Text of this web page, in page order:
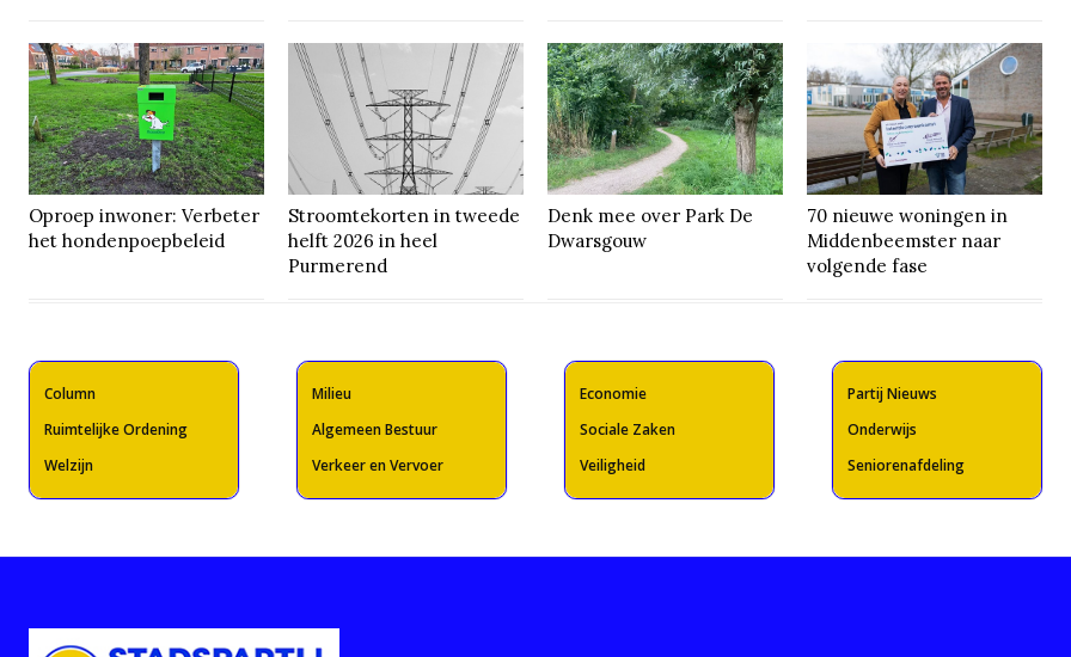
Oproep inwoner: Verbeter
het hondenpoepbeleid
Stroomtekorten in tweede
helft 2026 in heel
Purmerend
Denk mee over Park De
Dwarsgouw
70 nieuwe woningen in
Middenbeemster naar
volgende fase
Column
Ruimtelijke Ordening
Welzijn
Milieu
Algemeen Bestuur
Verkeer en Vervoer
Economie
Sociale Zaken
Veiligheid
Partij Nieuws
Onderwijs
Seniorenafdeling